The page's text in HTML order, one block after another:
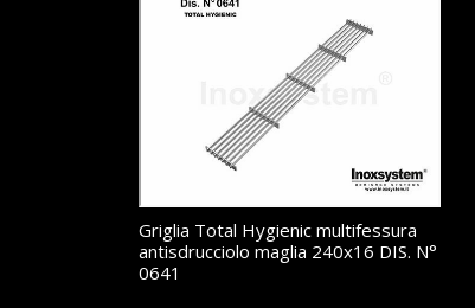
Griglia Total Hygienic multifessura
antisdrucciolo maglia 240x16 DIS. N°
0641